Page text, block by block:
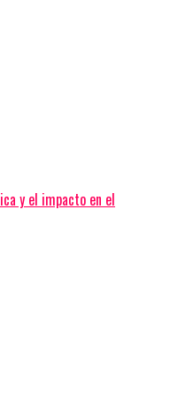
y el impacto en el